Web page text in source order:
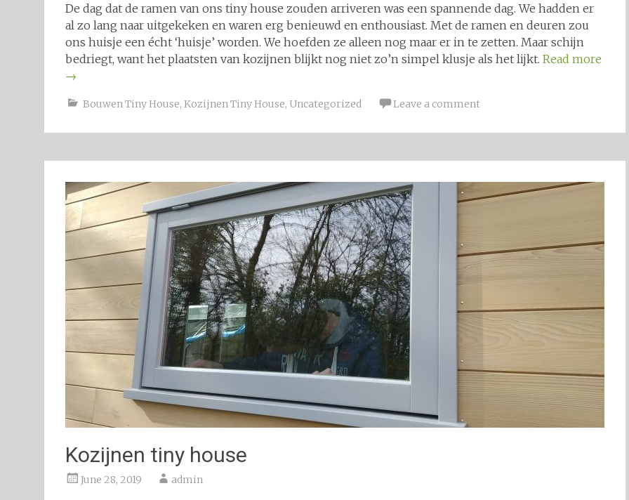
De dag dat de ramen van ons tiny house zouden arriveren was een spannende dag. We hadden er
al zo lang naar uitgekeken en waren erg benieuwd en enthousiast. Met de ramen en deuren zou
ons huisje een écht ‘huisje’ worden. We hoefden ze alleen nog maar er in te zetten. Maar schijn
bedriegt, want het plaatsten van kozijnen blijkt nog niet zo’n simpel klusje als het lijkt. Read more
→
Bouwen Tiny House, Kozijnen Tiny House, Uncategorized Leave a comment
Kozijnen tiny house
June 28, 2019 admin